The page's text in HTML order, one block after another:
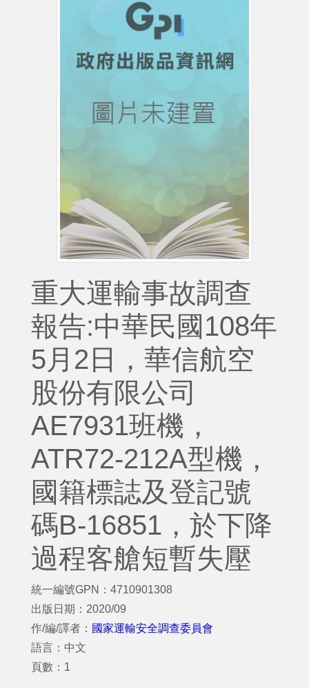
重大運輸事故調查
報告:中華民國108年
5月2日，華信航空
股份有限公司
AE7931班機，
ATR72-212A型機，
國籍標誌及登記號
碼B-16851，於下降
過程客艙短暫失壓
統一編號GPN：4710901308
出版日期：2020/09
作/編/譯者： 國家運輸安全調查委員會
語言：中文
頁數：1